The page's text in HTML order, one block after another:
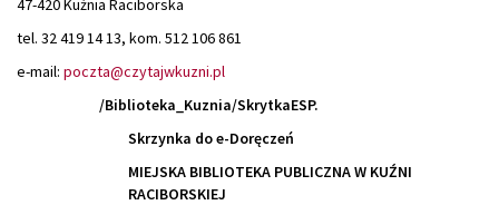
47-420 Kuźnia Raciborska
tel. 32 419 14 13, kom. 512 106 861
e-mail: poczta@czytajwkuzni.pl
/Biblioteka_Kuznia/SkrytkaESP.
Skrzynka do e-Doręczeń
MIEJSKA BIBLIOTEKA PUBLICZNA W KUŹNI
RACIBORSKIEJ